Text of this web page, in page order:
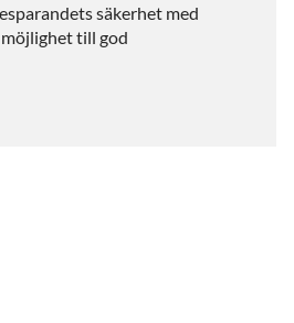
säkerhet med
till god